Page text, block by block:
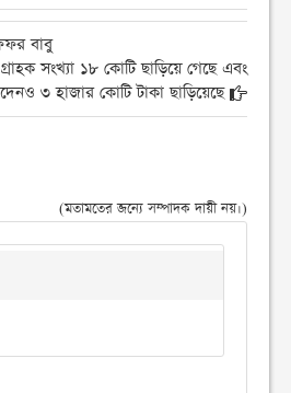
বাবু
সংখ্যা ১৮ কোটি ছাড়িয়ে গেছে এবং
৩ হাজার কোটি টাকা ছাড়িয়েছে
(মতামতের জন্যে সম্পাদক দায়ী নয়।)